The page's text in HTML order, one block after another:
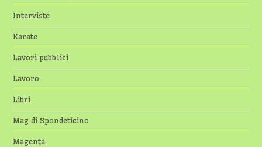
Interviste
Karate
Lavori pubblici
Lavoro
Libri
Mag di Spondeticino
Magenta